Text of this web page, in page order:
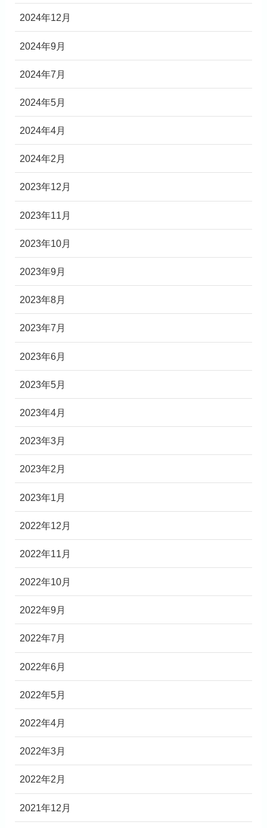
2024年12月
2024年9月
2024年7月
2024年5月
2024年4月
2024年2月
2023年12月
2023年11月
2023年10月
2023年9月
2023年8月
2023年7月
2023年6月
2023年5月
2023年4月
2023年3月
2023年2月
2023年1月
2022年12月
2022年11月
2022年10月
2022年9月
2022年7月
2022年6月
2022年5月
2022年4月
2022年3月
2022年2月
2021年12月